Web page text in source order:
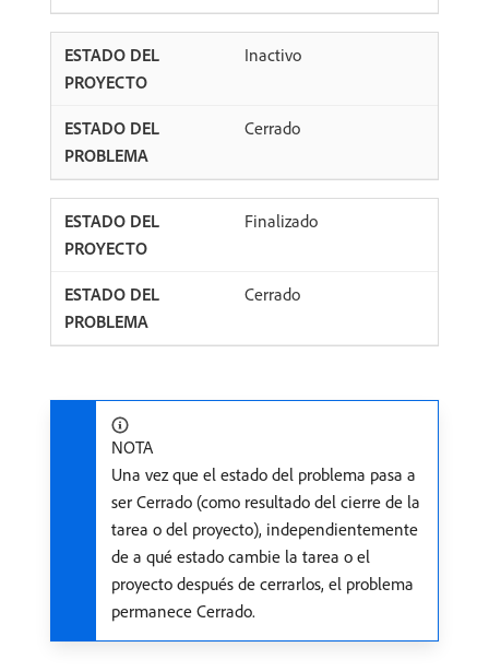
Inactivo
Cerrado
Finalizado
Cerrado
NOTA
Una vez que el estado del problema pasa a
ser Cerrado (como resultado del cierre de la
tarea o del proyecto), independientemente
de a qué estado cambie la tarea o el
proyecto después de cerrarlos, el problema
permanece Cerrado.